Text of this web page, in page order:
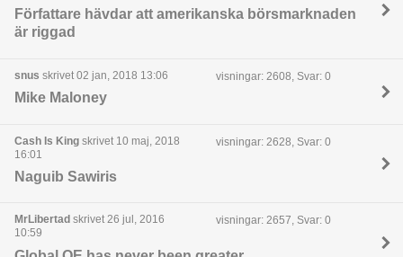
Författare hävdar att amerikanska börsmarknaden
är riggad
snus skrivet 02 jan, 2018 13:06 visningar: 2608, Svar: 0
Mike Maloney
Cash Is King skrivet 10 maj, 2018
16:01
visningar: 2628, Svar: 0
Naguib Sawiris
MrLibertad skrivet 26 jul, 2016
10:59
visningar: 2657, Svar: 0